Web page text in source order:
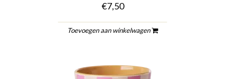
€7,50
Toevoegen aan winkelwagen